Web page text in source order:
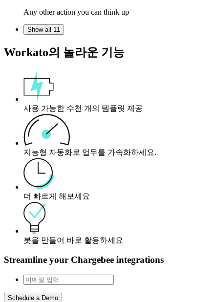
Any other action you can think up
Show all 11
Workato의 놀라운 기능
사용 가능한 수천 개의 템플릿 제공
지능형 자동화로 업무를 가속화하세요.
더 빠르게 해보세요
봇을 만들어 바로 활용하세요
Streamline your Chargebee integrations
Schedule a Demo